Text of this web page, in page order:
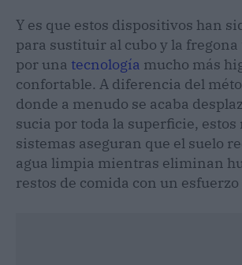
Y es que estos dispositivos han
para sustituir al cubo y la
por una tecnología mucho más
confortable. A diferencia del
donde a menudo se acaba
sucia por toda la superficie, estos
sistemas aseguran que el suelo
agua limpia mientras eliminan
restos de comida con un